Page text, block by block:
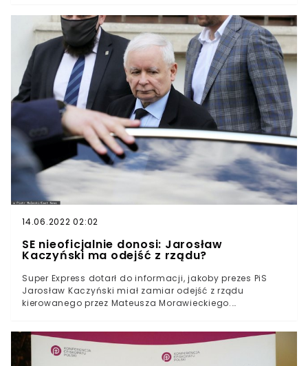
przez NIK. Jak odpowiedzieli Polacy?Nie ma
jednomyślności w tej sprawie. Czy związane jest to z
podziałami politycznymi w Polsce?
14.06.2022 02:02
SE nieoficjalnie donosi: Jarosław
Kaczyński ma odejść z rządu?
Super Express dotarł do informacji, jakoby prezes PiS
Jarosław Kaczyński miał zamiar odejść z rządu
kierowanego przez Mateusza Morawieckiego.
politykiem Zjednoczonej Prawicy, który poinformował, iż
niedługo Jarosław Kaczyński może przestać być